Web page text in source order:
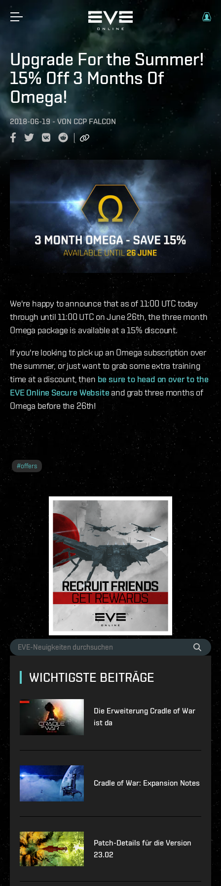
Upgrade For the Summer!
15% Off 3 Months Of
Omega!
2018-06-19 - VON CCP FALCON
We're happy to announce that as of 11:00 UTC today
through until 11:00 UTC on June 26th, the three month
Omega package is available at a 15% discount.
If you're looking to pick up an Omega subscription over
the summer, or just want to grab some extra training
time at a discount, then be sure to head on over to the
EVE Online Secure Website and grab three months of
Omega before the 26th!
#offers
WICHTIGSTE BEITRÄGE
Die Erweiterung Cradle of War
ist da
Cradle of War: Expansion Notes
Patch-Details für die Version
23.02